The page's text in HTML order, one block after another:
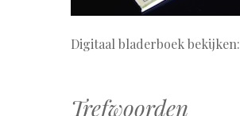
Digitaal bladerboek bekijken:
Trefwoorden